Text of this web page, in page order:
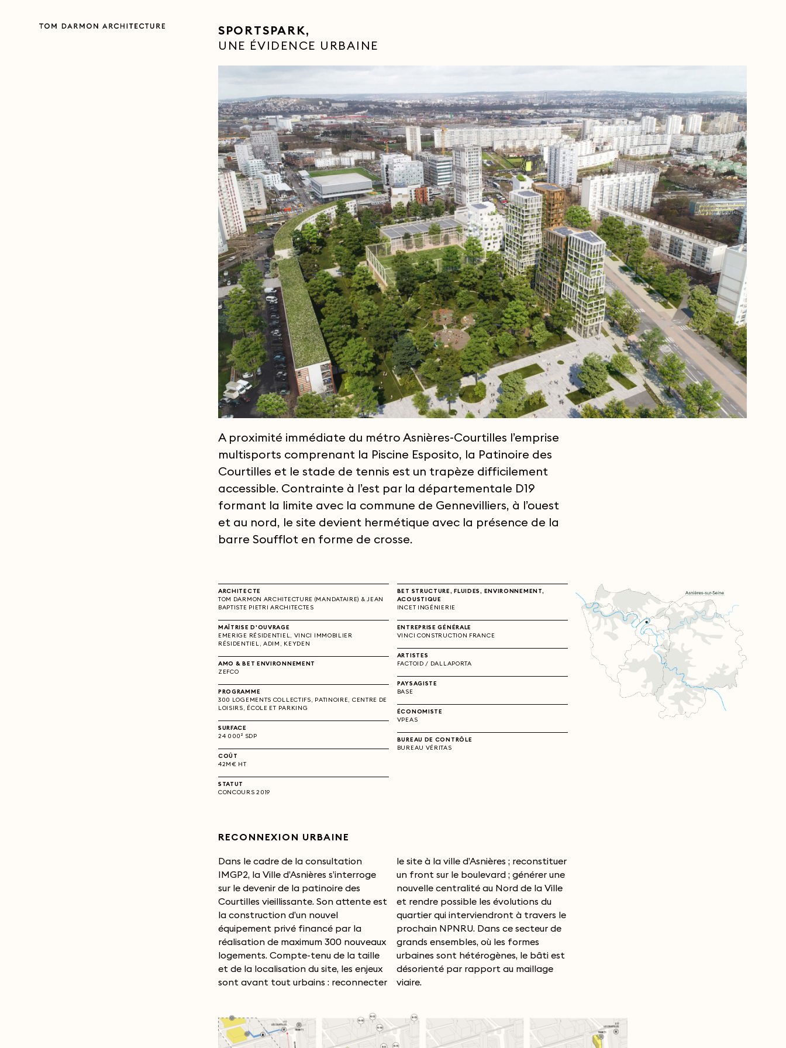
SPORTSPARK,
UNE ÉVIDENCE URBAINE
A proximité immédiate du métro Asnières-Courtilles l’emprise
multisports comprenant la Piscine Esposito, la Patinoire des
Courtilles et le stade de tennis est un trapèze difficilement
accessible. Contrainte à l’est par la départementale D19
formant la limite avec la commune de Gennevilliers, à l’ouest
et au nord, le site devient hermétique avec la présence de la
barre Soufflot en forme de crosse.
ARCHITECTE
TOM DARMON ARCHITECTURE (MANDATAIRE) & JEAN
BAPTISTE PIETRI ARCHITECTES
MAÎTRISE D'OUVRAGE
EMERIGE RÉSIDENTIEL, VINCI IMMOBILIER
RÉSIDENTIEL, ADIM, KEYDEN
AMO & BET ENVIRONNEMENT
ZEFCO
PROGRAMME
300 LOGEMENTS COLLECTIFS, PATINOIRE, CENTRE DE
LOISIRS, ÉCOLE ET PARKING
SURFACE
24 000² SDP
COÛT
42M€ HT
STATUT
CONCOURS 2019
BET STRUCTURE, FLUIDES, ENVIRONNEMENT,
ACOUSTIQUE
INCET INGÉNIERIE
ENTREPRISE GÉNÉRALE
VINCI CONSTRUCTION FRANCE
ARTISTES
FACTOID / DALLAPORTA
PAYSAGISTE
BASE
ÉCONOMISTE
VPEAS
BUREAU DE CONTRÔLE
BUREAU VÉRITAS
RECONNEXION URBAINE
Dans le cadre de la consultation
IMGP2, la Ville d’Asnières s’interroge
sur le devenir de la patinoire des
Courtilles vieillissante. Son attente est
la construction d’un nouvel
équipement privé financé par la
réalisation de maximum 300 nouveaux
logements. Compte-tenu de la taille
et de la localisation du site, les enjeux
sont avant tout urbains : reconnecter
le site à la ville d’Asnières ; reconstituer
un front sur le boulevard ; générer une
nouvelle centralité au Nord de la Ville
et rendre possible les évolutions du
quartier qui interviendront à travers le
prochain NPNRU. Dans ce secteur de
grands ensembles, où les formes
urbaines sont hétérogènes, le bâti est
désorienté par rapport au maillage
viaire.